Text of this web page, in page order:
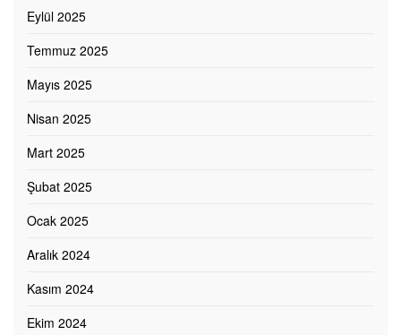
Eylül 2025
Temmuz 2025
Mayıs 2025
Nisan 2025
Mart 2025
Şubat 2025
Ocak 2025
Aralık 2024
Kasım 2024
Ekim 2024